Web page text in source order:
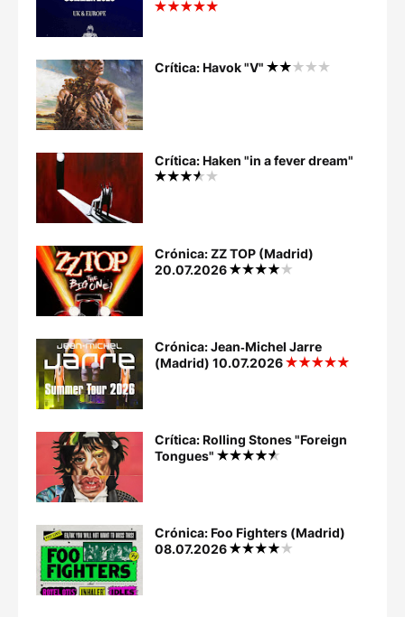
Crítica: Havok "V"
Crítica: Haken "in a fever dream"
Crónica: ZZ TOP (Madrid)
20.07.2026
Crónica: Jean‐Michel Jarre
(Madrid) 10.07.2026
Crítica: Rolling Stones "Foreign
Tongues"
Crónica: Foo Fighters (Madrid)
08.07.2026